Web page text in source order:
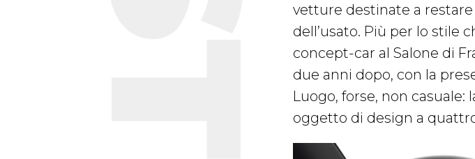
vetture destinate a
dell’usato. Più per lo stile
concept-car al Salone di
due anni dopo, con la
Luogo, forse, non casuale:
oggetto di design a